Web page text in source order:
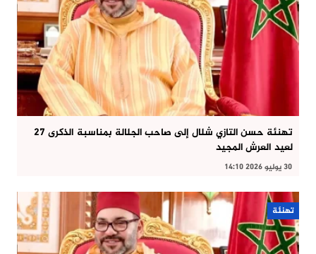
تهنئة حسن التازي شلال إلى صاحب الجلالة بمناسبة الذكرى 27
لعيد العرش المجيد
30 يوليو 2026 14:10
تهنئة